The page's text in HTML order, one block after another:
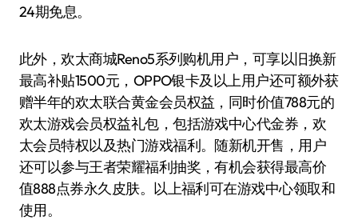
24期免息。
此外，欢太商城Reno5系列购机用户，可享以旧换新
最高补贴1500元，OPPO银卡及以上用户还可额外获
赠半年的欢太联合黄金会员权益，同时价值788元的
欢太游戏会员权益礼包，包括游戏中心代金券，欢
太会员特权以及热门游戏福利。随新机开售，用户
还可以参与王者荣耀福利抽奖，有机会获得最高价
值888点券永久皮肤。以上福利可在游戏中心领取和
使用。